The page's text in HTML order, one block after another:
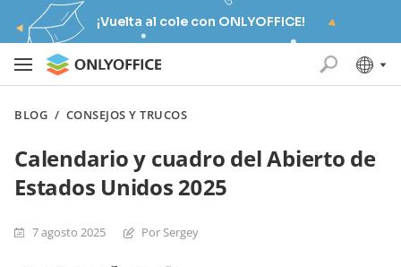
¡Vuelta al cole con ONLYOFFICE!
BLOG / CONSEJOS Y TRUCOS
Calendario y cuadro del Abierto de
Estados Unidos 2025
7 agosto 2025 Por Sergey